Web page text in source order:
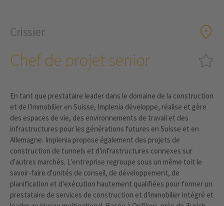
Crissier
Chef de projet senior
En tant que prestataire leader dans le domaine de la construction
et de l'immobilier en Suisse, Implenia développe, réalise et gère
des espaces de vie, des environnements de travail et des
infrastructures pour les générations futures en Suisse et en
Allemagne. Implenia propose également des projets de
construction de tunnels et d'infrastructures connexes sur
d'autres marchés. L'entreprise regroupe sous un même toit le
savoir-faire d'unités de conseil, de développement, de
planification et d'exécution hautement qualifiées pour former un
prestataire de services de construction et d'immobilier intégré et